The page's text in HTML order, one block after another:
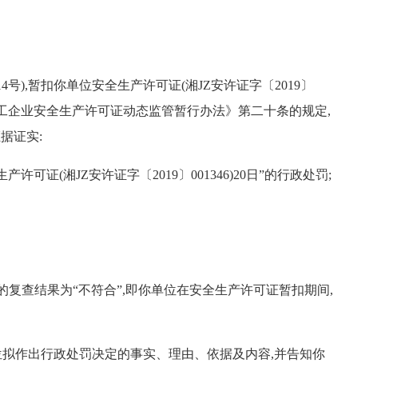
),暂扣你单位安全生产许可证(湘JZ安许证字〔2019〕
企业安全生产许可证动态监管暂行办法》第二十条的规定,
证实:
许可证(湘JZ安许证字〔2019〕001346)20日”的行政处罚;
查结果为“不符合”,即你单位在安全生产许可证暂扣期间,
作出行政处罚决定的事实、理由、依据及内容,并告知你